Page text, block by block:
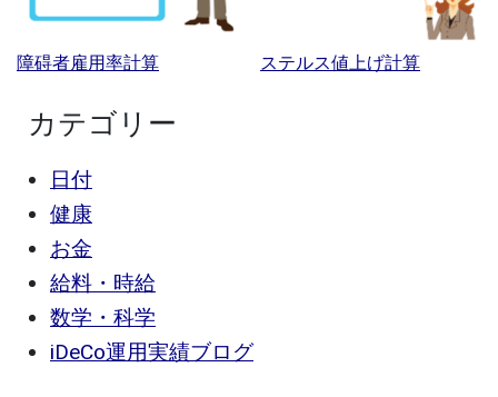
障碍者雇用率計算 ステルス値上げ計算
カテゴリー
日付
健康
お金
給料・時給
数学・科学
iDeCo運用実績ブログ